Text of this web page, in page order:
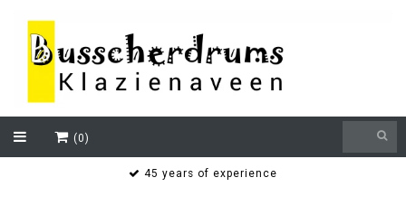
(0)
45 years of experience